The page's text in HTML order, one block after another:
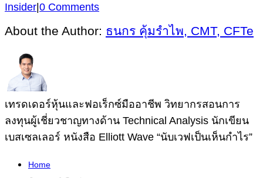
Insider|0 Comments
About the Author: ธนกร คุ้มรำไพ, CMT, CFTe
เทรดเดอร์หุ้นและฟอเร็กซ์มืออาชีพ วิทยากรสอนการ
ลงทุนผู้เชี่ยวชาญทางด้าน Technical Analysis นักเขียน
เบสเซลเลอร์ หนังสือ Elliott Wave “นับเวฟเป็นเห็นกำไร”
Home